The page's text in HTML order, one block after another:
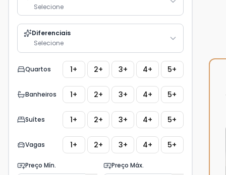
Selecione
Diferenciais
Selecione
Quartos 1+ 2+ 3+ 4+ 5+
Banheiros 1+ 2+ 3+ 4+ 5+
Suítes 1+ 2+ 3+ 4+ 5+
Vagas 1+ 2+ 3+ 4+ 5+
Preço Mín. Preço Máx.